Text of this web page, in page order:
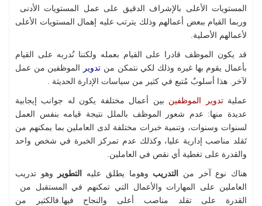
المستويات الأعلى بالإشراف الدقيق على عمل المستويات الأدنى
وربما القيام ببعض أعمالهم وذلك يترتب عليه إهمال المستويات الأعلى
لأعمالهم الأصلية.
قد يكون الموظف قادرا على القيام بعمله ولكننا نُدربه على القيام
بأعمال يقوم بها غيره وذلك لكي نتمكن من تدوير
الموظفين من عمل
لآخر. هذا أسلوبٌ مُتبع في كثير من سياسات الإدارة الحديثة .
عمليةتدوير الموظفين بين أعمال مختلفة يكون له جوانب إيجابية
عديدة منها: عدم شعور الموظف بالملل نتيجة قيامه بنفس العمل
لسنوات وسنوات، وتنمية خبرات مختلفة لدى العاملين بما يمكنهم من
تَقلد مناصب إدارية عليا، وكذلك عدم تمركز الخبرة في شخص واحد
والقدرة على تغطية أي نقص في العاملين.
هناك نوع آخر من التدريب وهوما يطلق عليه التطوير
وهو تدريب
العاملين على المهارات والأعمال التي تمكنهم في المستقبل من
القدرة على تقلد مناصب أعلى والنجاح فيها.فالكثير من